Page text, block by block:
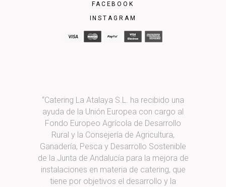
FACEBOOK
INSTAGRAM
“Catering La Atalaya S.L. ha recibido una
ayuda de la Unión Europea con cargo al
Fondo Europeo Agrícola de Desarrollo
Rural y la Consejería de Agricultura,
Ganadería, Pesca y Desarrollo Sostenible
de la Junta de Andalucía para la mejora de
instalaciones en materia de catering, que
tiene por objetivos el desarrollo y la